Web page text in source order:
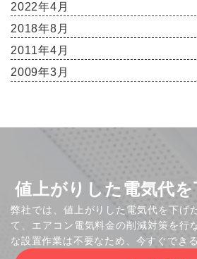
2022年4月
2018年8月
2011年4月
2009年3月
値上がりした電気代
弊社では、値上がりした電気代を下げ
て、エアコン電気料金の削減対策を行
な設置作業は不要なため、今すぐでき